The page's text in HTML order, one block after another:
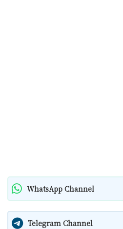
WhatsApp Channel
Telegram Channel